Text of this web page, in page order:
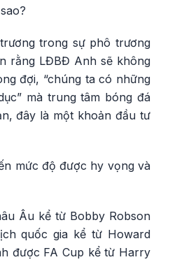
trong sự phô trương
rằng LĐBĐ Anh sẽ không
đợi, “chúng ta có những
mà trung tâm bóng đá
đây là một khoản đầu tư
mức độ được hy vọng và
Âu kể từ Bobby Robson
quốc gia kể từ Howard
được FA Cup kể từ Harry